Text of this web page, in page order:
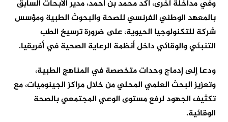
وفي مداخلة أخرى، أكد محمد بن أحمد، مدير الأبحاث السابق
بالمعهد الوطني الفرنسي للصحة والبحوث الطبية ومؤسس
شركة للتكنولوجيا الحيوية، على ضرورة ترسيخ الطب
التنبئي والوقائي داخل أنظمة الرعاية الصحية في أفريقيا.
ودعا إلى إدماج وحدات متخصصة في المناهج الطبية،
وتعزيز البحث العلمي المحلي من خلال مراكز الجينوميات، مع
تكثيف الجهود لرفع مستوى الوعي المجتمعي بالصحة
الوقائية.